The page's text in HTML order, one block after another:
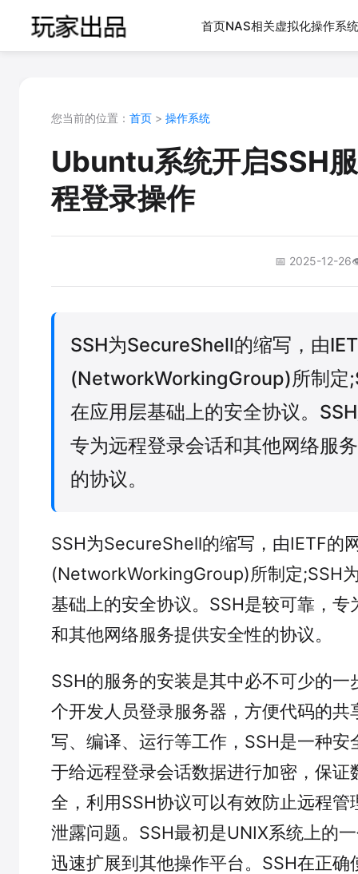
首页NAS相关虚拟化操作系统
您当前的位置： 首页 > 操作系统
Ubuntu系统开启SSH
程登录操作
📅 2025-12-26
SSH为SecureShell的缩写，由
(NetworkWorkingGroup)所制定
在应用层基础上的安全协议。
专为远程登录会话和其他网络服
的协议。
SSH为SecureShell的缩写，由IETF的
(NetworkWorkingGroup)所制定;SSH
基础上的安全协议。SSH是较可靠，专
和其他网络服务提供安全性的协议。
SSH的服务的安装是其中必不可少的一
个开发人员登录服务器，方便代码的共
写、编译、运行等工作，SSH是一种安
于给远程登录会话数据进行加密，保证
全，利用SSH协议可以有效防止远程管
泄露问题。SSH最初是UNIX系统上的
迅速扩展到其他操作平台。SSH在正确